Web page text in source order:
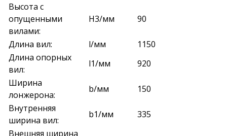
Высота с
опущенными
вилами:
H3/мм 90
Длина вил: l/мм
1150
Длина опорных
вил:
l1/мм
920
Ширина
лонжерона:
b/мм
150
Внутренняя
ширина вил:
b1/мм
335
Внешняя ширина